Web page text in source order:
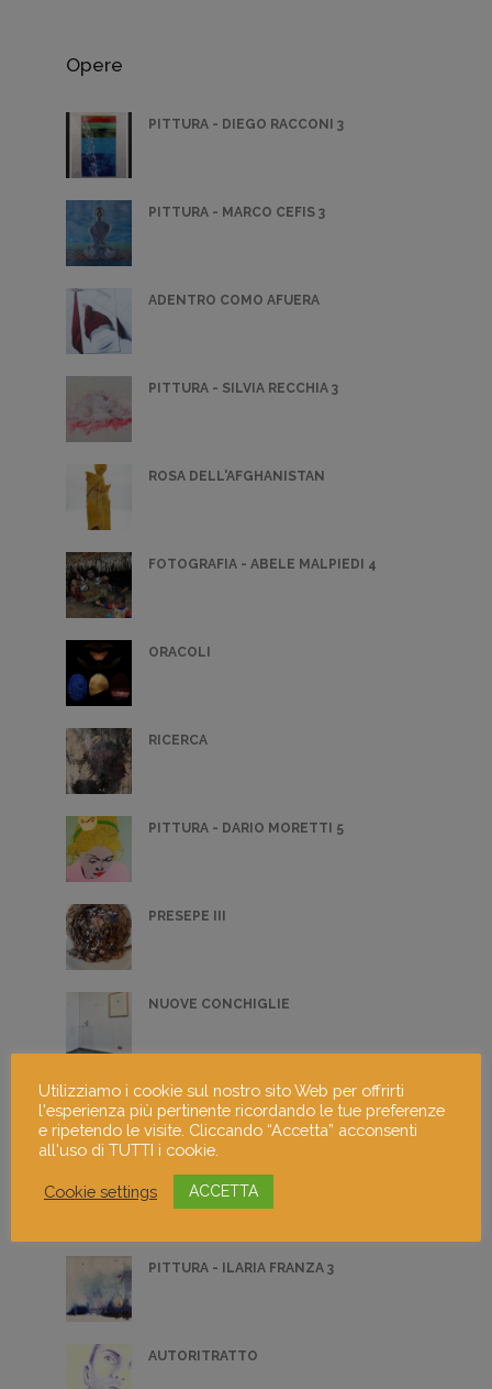
Opere
PITTURA - DIEGO RACCONI 3
PITTURA - MARCO CEFIS 3
ADENTRO COMO AFUERA
PITTURA - SILVIA RECCHIA 3
ROSA DELL'AFGHANISTAN
FOTOGRAFIA - ABELE MALPIEDI 4
ORACOLI
RICERCA
PITTURA - DARIO MORETTI 5
PRESEPE III
NUOVE CONCHIGLIE
DIGITAL ART - VINCENZO ARRIGHINI 2
FOTOGRAFIA GIANLUCA GIORDANO 5
PITTURA - ILARIA FRANZA 3
AUTORITRATTO
Utilizziamo i cookie sul nostro sito Web per offrirti
l'esperienza più pertinente ricordando le tue preferenze
e ripetendo le visite. Cliccando “Accetta” acconsenti
all'uso di TUTTI i cookie.
Cookie settings ACCETTA